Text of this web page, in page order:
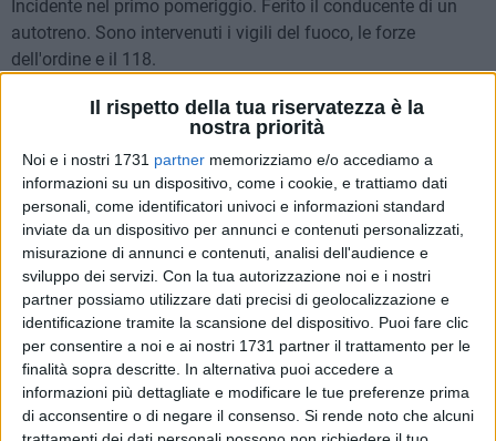
Il rispetto della tua riservatezza è la
nostra priorità
Noi e i nostri 1731 partner memorizziamo e/o accediamo a
informazioni su un dispositivo, come i cookie, e trattiamo dati
personali, come identificatori univoci e informazioni standard
inviate da un dispositivo per annunci e contenuti personalizzati,
misurazione di annunci e contenuti, analisi dell'audience e
sviluppo dei servizi. Con la tua autorizzazione noi e i nostri
partner possiamo utilizzare dati precisi di geolocalizzazione e
identificazione tramite la scansione del dispositivo. Puoi fare clic
per consentire a noi e ai nostri 1731 partner il trattamento per le
finalità sopra descritte. In alternativa puoi accedere a
informazioni più dettagliate e modificare le tue preferenze prima
di acconsentire o di negare il consenso. Si rende noto che alcuni
Incidente nel primo pomeriggio. Ferito il conducente di un
autotreno. Sono intervenuti i vigili del fuoco, le forze
dell'ordine e il 118.
Il mezzo pesante, mentre percorreva lo svincolo Matera
Centro provenendo dalla strada Bradanica verso la SS7 in
direzione Miglionico, è uscito di strada per cause ancora in
corso di accertamento. Traffico rallentato sulla strada
statale 7.
I dettagli
Intorno alle ore 14:10 è arrivata la telefonata con richiesta di
soccorso e sono intervenuti la squadra dei Vigili del Fuoco
della Sede Centrale di Matera, supportata dall'Autogrù VV.F.,
è intervenuta per un grave incidente stradale che ha visto
coinvolto un autotreno, insieme all'ambulanza del 118. Il
mezzo pesante, mentre percorreva lo svincolo Matera Centro